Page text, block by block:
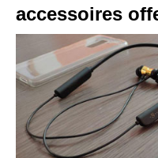
accessoires